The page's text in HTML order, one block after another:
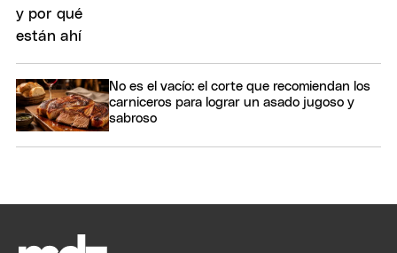
No es el vacío: el corte que recomiendan los
carniceros para lograr un asado jugoso y
sabroso